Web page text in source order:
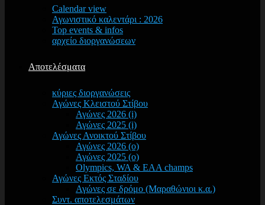
Calendar view
Αγωνιστικό καλεντάρι : 2026
Top events & infos
αρχείο διοργανώσεων
Αποτελέσματα
κύριες διοργανώσεις
Αγώνες Κλειστού Στίβου
Αγώνες 2026 (i)
Αγώνες 2025 (i)
Αγώνες Ανοικτού Στίβου
Αγώνες 2026 (o)
Αγώνες 2025 (o)
Olympics, WA & EAA champs
Αγώνες Εκτός Σταδίου
Αγώνες σε δρόμο (Μαραθώνιοι κ.α.)
Συντ. αποτελεσμάτων